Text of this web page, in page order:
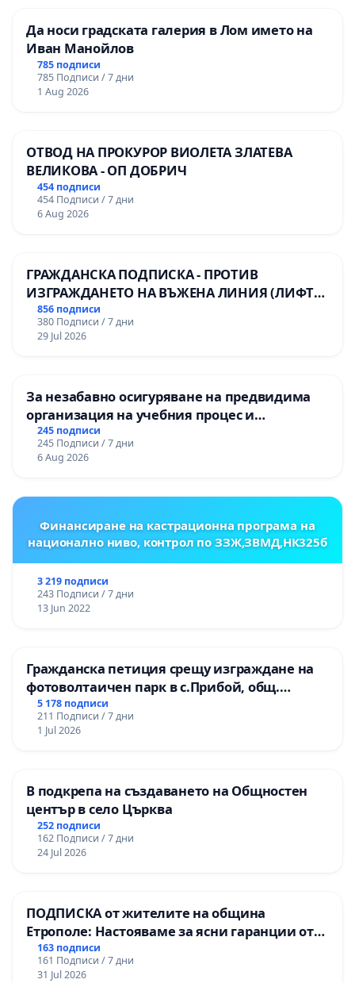
Да носи градската галерия в Лом името на
Иван Манойлов
785 подписи
785 Подписи / 7 дни
1 Aug 2026
ОТВОД НА ПРОКУРОР ВИОЛЕТА ЗЛАТЕВА
ВЕЛИКОВА - ОП ДОБРИЧ
454 подписи
454 Подписи / 7 дни
6 Aug 2026
ГРАЖДАНСКА ПОДПИСКА - ПРОТИВ
ИЗГРАЖДАНЕТО НА ВЪЖЕНА ЛИНИЯ (ЛИФТ)
НА ТЕРИТОРИЯТА НА ПРИРОДНА
ЗАБЕЛЕЖИТЕЛНОСТ „ХЪЛМ НА
ОСВОБОДИТЕЛИТЕ“ (БУНАРДЖИК)
856 подписи
380 Подписи / 7 дни
29 Jul 2026
За незабавно осигуряване на предвидима
организация на учебния процес и
гарантиране на правото на равнопоставено
и качествено образование на учениците от
ОУ „Княз Александър I“ и Хуманитарна
245 подписи
245 Подписи / 7 дни
6 Aug 2026
Финансиране на кастрационна програма на
национално ниво, контрол по ЗЗЖ,ЗВМД,НК325б
3 219 подписи
243 Подписи / 7 дни
13 Jun 2022
Гражданска петиция срещу изграждане на
фотоволтаичен парк в с.Прибой, общ.
Радомир
5 178 подписи
211 Подписи / 7 дни
1 Jul 2026
В подкрепа на създаването на Общностен
център в село Църква
252 подписи
162 Подписи / 7 дни
24 Jul 2026
ПОДПИСКА от жителите на община
Етрополе: Настояваме за ясни гаранции от
“Елаците-МЕД” АД и от държавата, че ще се
изпълнят всички екологични норми!
163 подписи
161 Подписи / 7 дни
31 Jul 2026